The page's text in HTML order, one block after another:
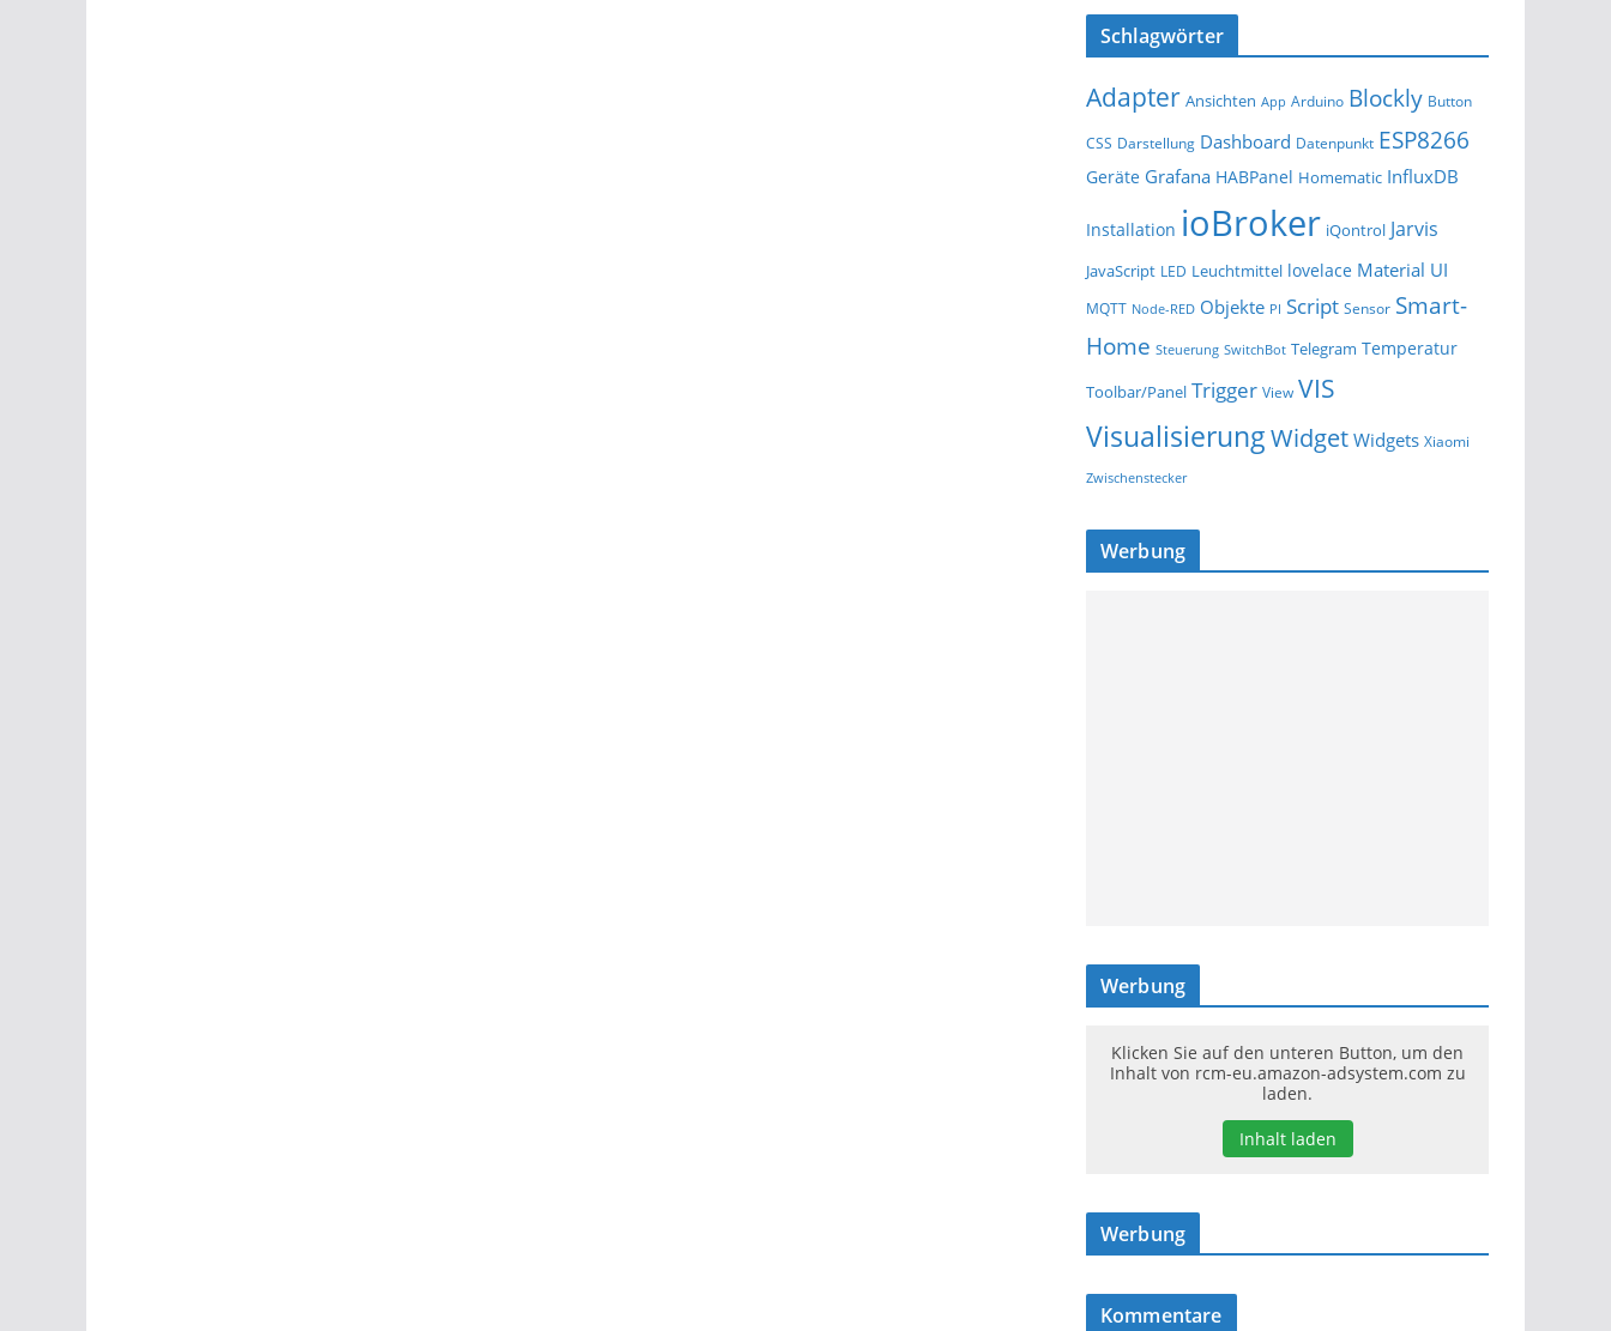
Schlagwörter
Adapter Ansichten App Arduino Blockly Button
CSS Darstellung Dashboard Datenpunkt ESP8266
Geräte Grafana HABPanel Homematic InfluxDB
Installation ioBroker iQontrol Jarvis
JavaScript LED Leuchtmittel lovelace Material UI
MQTT Node-RED Objekte PI Script Sensor Smart-
Home Steuerung SwitchBot Telegram Temperatur
Toolbar/Panel Trigger View VIS
VisualisierungWidget Widgets Xiaomi
Zwischenstecker
Werbung
Werbung
Klicken Sie auf den unteren Button, um den
Inhalt von rcm-eu.amazon-adsystem.com zu
laden.
Inhalt laden
Werbung
Kommentare